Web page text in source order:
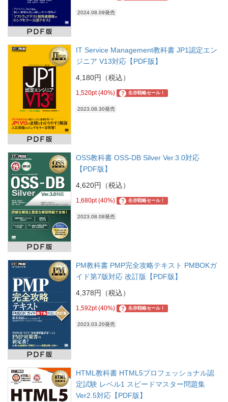
2024.08.09発売
IT Service Management教科書 JP1認定エン
ジニア V13対応【PDF版】
4,180円（税込）
1,520pt (40%) ? 生存戦略セール！
2023.08.30発売
OSS教科書 OSS-DB Silver Ver.3.0対応
【PDF版】
4,620円（税込）
1,680pt (40%) ? 生存戦略セール！
2023.08.08発売
PM教科書 PMP完全攻略テキスト PMBOKガ
イド第7版対応 改訂版【PDF版】
4,378円（税込）
1,592pt (40%) ? 生存戦略セール！
2023.03.20発売
HTML教科書 HTML5プロフェッショナル認
定試験 レベル1 スピードマスター問題集
Ver2.5対応【PDF版】